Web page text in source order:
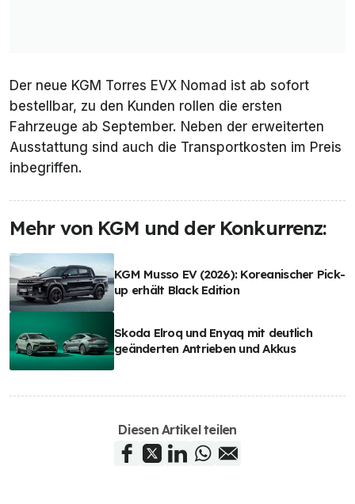
Der neue KGM Torres EVX Nomad ist ab sofort
bestellbar, zu den Kunden rollen die ersten
Fahrzeuge ab September. Neben der erweiterten
Ausstattung sind auch die Transportkosten im Preis
inbegriffen.
Mehr von KGM und der Konkurrenz:
KGM Musso EV (2026): Koreanischer Pick-
up erhält Black Edition
Skoda Elroq und Enyaq mit deutlich
geänderten Antrieben und Akkus
Diesen Artikel teilen